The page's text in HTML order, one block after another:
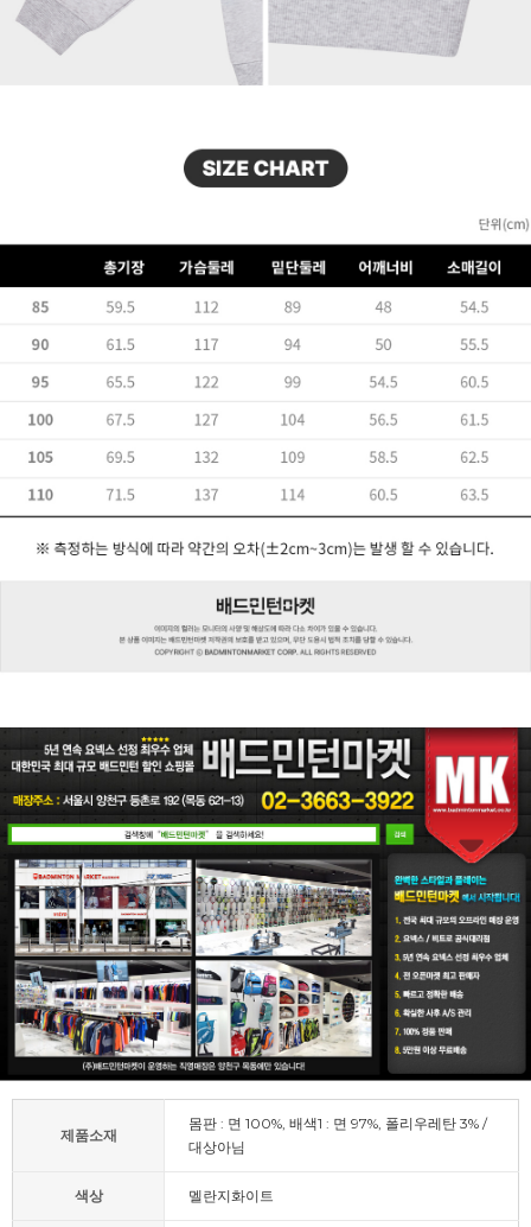
제품소재
몸판 : 면 100%, 배색1 : 면 97%, 폴리우레탄 3% /
대상아님
색상 멜란지화이트